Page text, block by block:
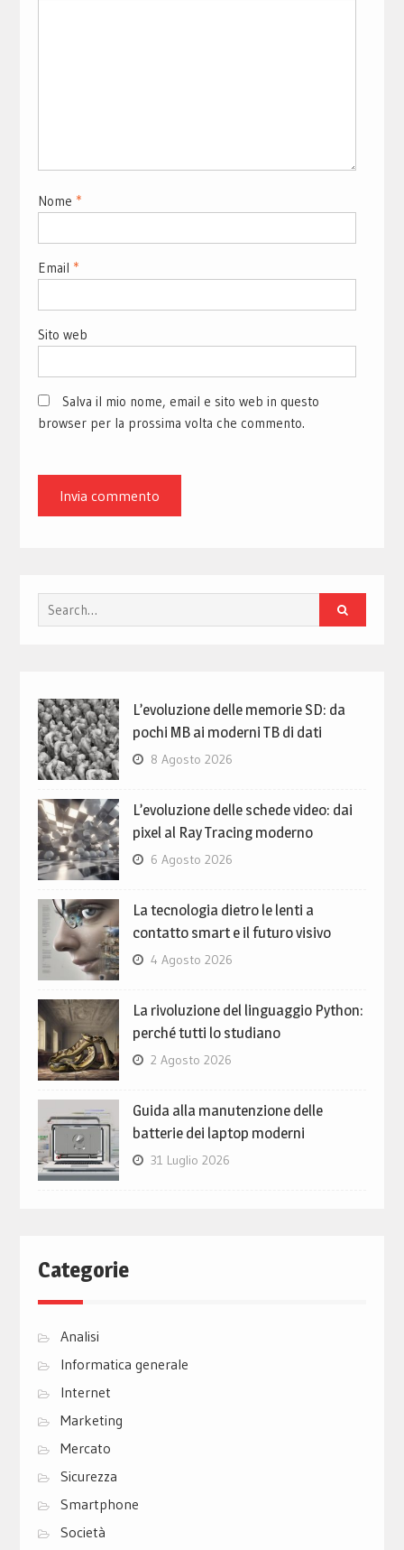
Nome *
Email *
Sito web
Salva il mio nome, email e sito web in questo
browser per la prossima volta che commento.
Search
for:
L’evoluzione delle memorie SD: da
pochi MB ai moderni TB di dati
8 Agosto 2026
L’evoluzione delle schede video: dai
pixel al Ray Tracing moderno
6 Agosto 2026
La tecnologia dietro le lenti a
contatto smart e il futuro visivo
4 Agosto 2026
La rivoluzione del linguaggio Python:
perché tutti lo studiano
2 Agosto 2026
Guida alla manutenzione delle
batterie dei laptop moderni
31 Luglio 2026
Categorie
Analisi
Informatica generale
Internet
Marketing
Mercato
Sicurezza
Smartphone
Società